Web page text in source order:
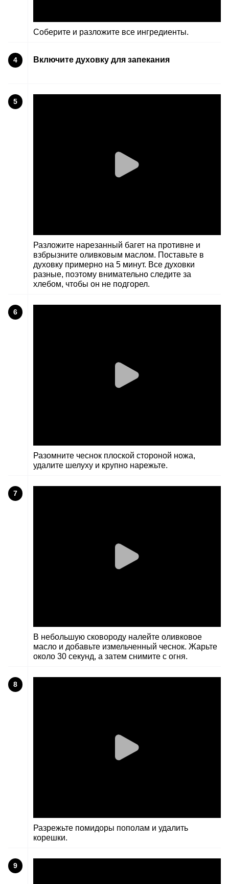
Соберите и разложите все ингредиенты.
4 Включите духовку для запекания
5
Разложите нарезанный багет на противне и
взбрызните оливковым маслом. Поставьте в
духовку примерно на 5 минут. Все духовки
разные, поэтому внимательно следите за
хлебом, чтобы он не подгорел.
6
Разомните чеснок плоской стороной ножа,
удалите шелуху и крупно нарежьте.
7
В небольшую сковороду налейте оливковое
масло и добавьте измельченный чеснок. Жарьте
около 30 секунд, а затем снимите с огня.
8
Разрежьте помидоры пополам и удалить
корешки.
9